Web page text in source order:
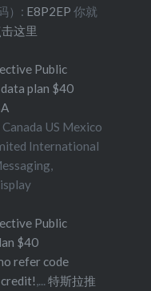
）: E8P2EP 你就
击这里
Public
plan $40
US Mexico
International
Public
$40
refer code
,... 特斯拉推